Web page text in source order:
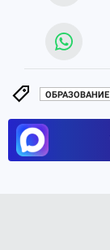
ОБРАЗОВАНИЕ